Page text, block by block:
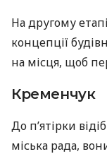
На другому
концепції
на місця, щоб
Кременчук
До п’ятірки
міська рада,